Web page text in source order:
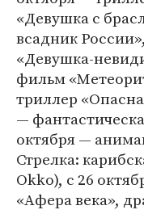
«Девушка с
всадник
«Девушка-
фильм
триллер
—
октября —
Стрелка:
Okko), с 26
«Афера века»,